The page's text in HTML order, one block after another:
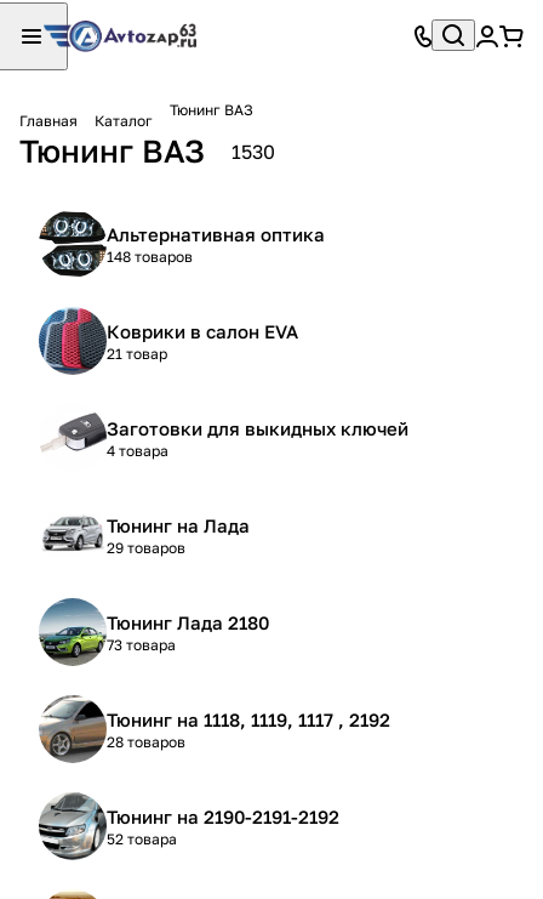
Главная Каталог
Тюнинг ВАЗ
Тюнинг ВАЗ 1530
Альтернативная оптика
148 товаров
Коврики в салон EVA
21 товар
Заготовки для выкидных ключей
4 товара
Тюнинг на Лада
29 товаров
Тюнинг Лада 2180
73 товара
Тюнинг на 1118, 1119, 1117 , 2192
28 товаров
Тюнинг на 2190-2191-2192
52 товара